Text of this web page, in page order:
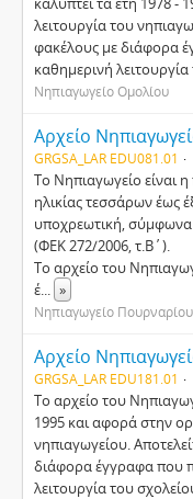
λειτουργία του
φακέλους με διάφορα
καθημερινή
Νηπιαγωγείο Ομολίου
Αρχείο
GRGSA_LAR EDU081.01
Το Νηπιαγωγείο είναι
ηλικίας τεσσάρων έως
υποχρεωτική,
(ΦΕΚ 272/2006, τ.Β΄).
Το αρχείο του
έ... »
Νηπιαγωγείο Πουρναρίου
Αρχείο
GRGSA_LAR EDU181.01
Το αρχείο του
1995 και αφορά στην
νηπιαγωγείου.
διάφορα έγγραφα που
λειτουργία του